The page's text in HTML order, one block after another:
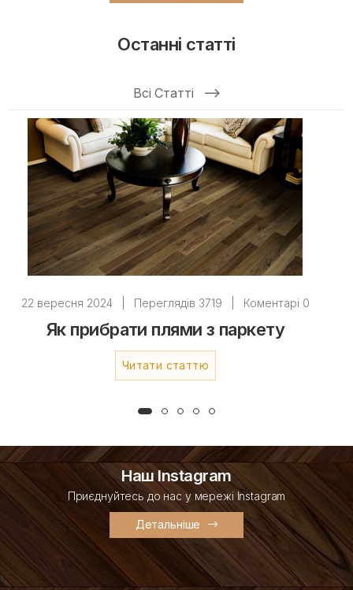
Останні статті
Всі Статті
22 вересня 2024 Переглядів 3719 Коментарі 0
Як прибрати плями з паркету
Читати статтю
Наш Instagram
Приєднуйтесь до нас у мережі Instagram
Детальніше